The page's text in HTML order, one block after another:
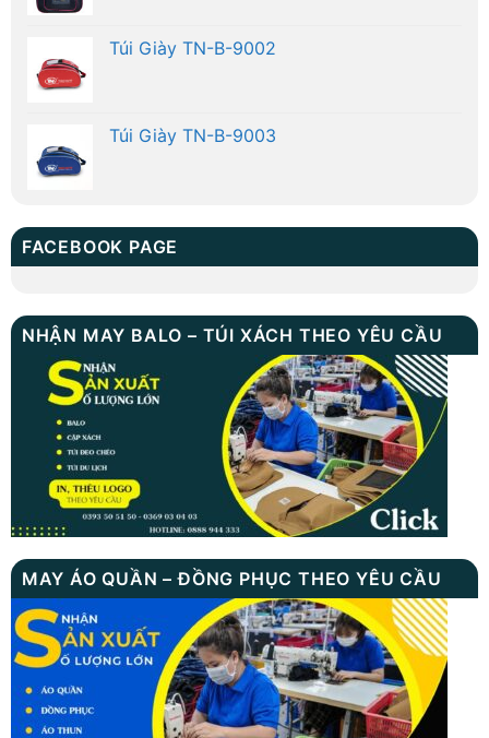
Túi Giày TN-B-9002
Túi Giày TN-B-9003
FACEBOOK PAGE
NHẬN MAY BALO – TÚI XÁCH THEO YÊU CẦU
MAY ÁO QUẦN – ĐỒNG PHỤC THEO YÊU CẦU